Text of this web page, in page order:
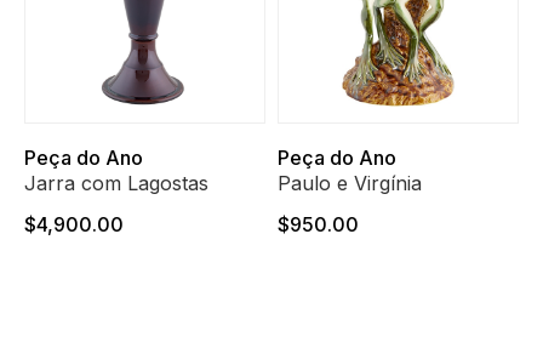
Peça do Ano
Jarra com Lagostas
$4,900.00
Peça do Ano
Paulo e Virgínia
$950.00